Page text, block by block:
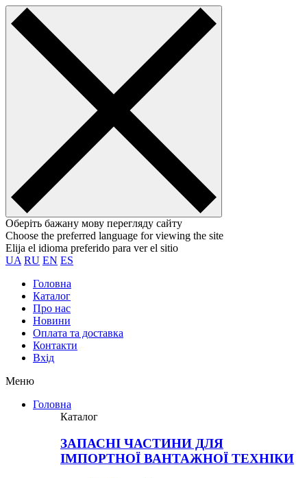
Оберіть бажану мову перегляду сайту
Choose the preferred language for viewing the site
Elija el idioma preferido para ver el sitio
UA RU EN ES
Головна
Каталог
Про нас
Новини
Оплата та доставка
Контакти
Вхiд
Меню
Головна
Каталог
ЗАПАСНІ ЧАСТИНИ ДЛЯ
ІМПОРТНОЇ ВАНТАЖНОЇ ТЕХНІКИ